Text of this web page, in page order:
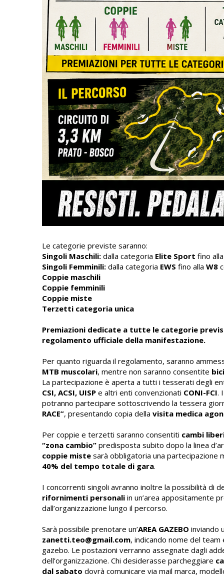
Le categorie previste saranno:
Singoli Maschili: dalla categoria Elite Sport fino
Singoli Femminili: dalla categoria EWS fino alla W8
Coppie maschili
Coppie femminili
Coppie miste
Terzetti categoria unica
Premiazioni dedicate a tutte le categorie
regolamento ufficiale della manifestazione.
Per quanto riguarda il regolamento, saranno
MTB muscolari, mentre non saranno consentite
La partecipazione è aperta a tutti i tesserati degli
CSI, ACSI, UISP e altri enti convenzionati CONI-FCI.
potranno partecipare sottoscrivendo la tessera
RACE”, presentando copia della visita medica
Per coppie e terzetti saranno consentiti cambi
“zona cambio” predisposta subito dopo la linea
coppie miste sarà obbligatoria una partecipazione
40% del tempo totale di gara.
I concorrenti singoli avranno inoltre la possibilità di
rifornimenti personali in un’area appositamente
dall’organizzazione lungo il percorso.
Sarà possibile prenotare un’AREA GAZEBO inviando
zanetti.teo@gmail.com, indicando nome del team
gazebo. Le postazioni verranno assegnate dagli
dell’organizzazione. Chi desiderasse parcheggiare
dal sabato dovrà comunicare via mail marca,